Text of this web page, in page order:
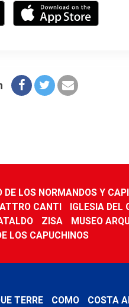
DE LOS NORMANDOS Y
CANTI IGLESIA DEL
ZISA MUSEO
LOS CAPUCHINOS
TERRE COMO COSTA